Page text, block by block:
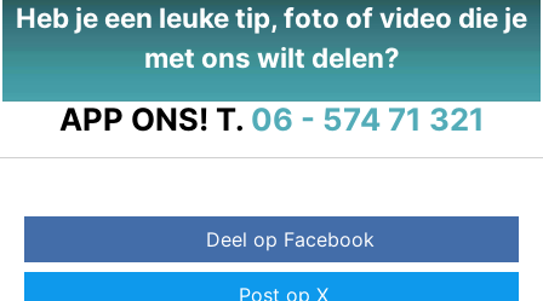
Heb je een leuke tip, foto of video die je
met ons wilt delen?
APP ONS! T. 06 - 574 71 321
Deel op Facebook
Post op X